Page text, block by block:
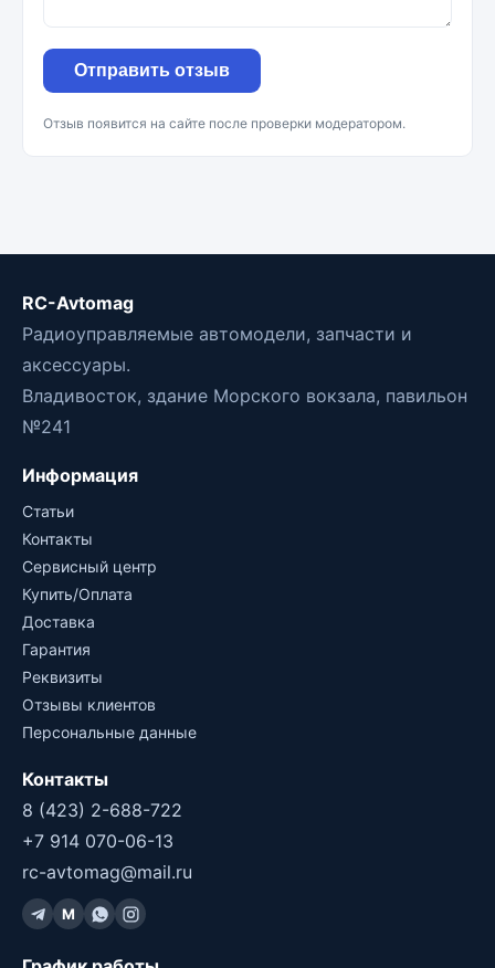
Отправить отзыв
Отзыв появится на сайте после проверки модератором.
RC-Avtomag
Радиоуправляемые автомодели, запчасти и
аксессуары.
Владивосток, здание Морского вокзала, павильон
№241
Информация
Статьи
Контакты
Сервисный центр
Купить/Оплата
Доставка
Гарантия
Реквизиты
Отзывы клиентов
Персональные данные
Контакты
8 (423) 2-688-722
+7 914 070-06-13
rc-avtomag@mail.ru
M